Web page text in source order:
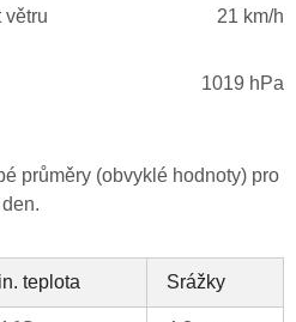
větru
21 km/h
1019 hPa
průměry (obvyklé hodnoty) pro
teplota Srážky